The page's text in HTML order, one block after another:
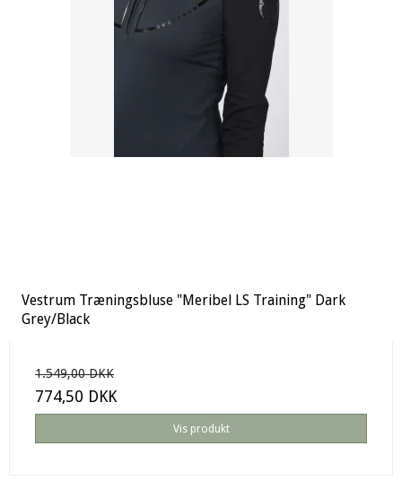
Vestrum Træningsbluse "Meribel LS Training" Dark
Grey/Black
1.549,00 DKK
774,50 DKK
Vis produkt